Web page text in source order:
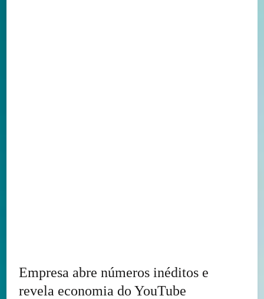
Empresa abre números inéditos e
revela economia do YouTube